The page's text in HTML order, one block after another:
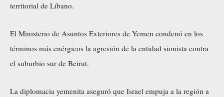
territorial de Líbano.
El Ministerio de Asuntos Exteriores de Yemen condenó en los
términos más enérgicos la agresión de la entidad sionista contra
el suburbio sur de Beirut.
La diplomacia yemenita aseguró que Israel empuja a la región a